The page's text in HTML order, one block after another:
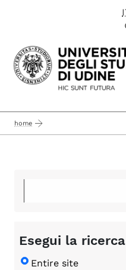
Passa al
home
Esegui la
Entire site